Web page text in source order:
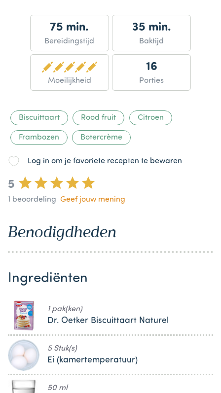
75 min.
Bereidingstijd
35 min.
Baktijd
Moeilijkheid
16
Porties
Biscuittaart Rood fruit Citroen
Frambozen Botercrème
Log in om je favoriete recepten te bewaren
5
1 beoordeling Geef jouw mening
Benodigdheden
Ingrediënten
1 pak(ken)
Dr. Oetker Biscuittaart Naturel
5 Stuk(s)
Ei (kamertemperatuur)
50 ml